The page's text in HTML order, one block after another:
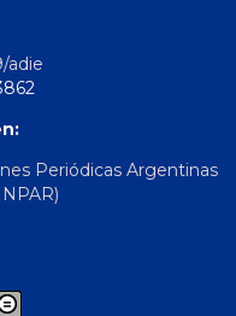
adie
Periódicas Argentinas